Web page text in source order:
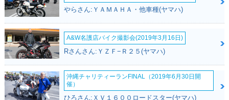
が、車高が高く、エンジンの下に頑丈なスキッドプレートを備えた※日本
未発売（2024年11月現在）※日本仕様で2023年3月に発売されたパッケー
ジモデル「テネレ700ABSラリー」は、欧州向けのラリーエディションに
準じた装備だった。
やらさん:ＹＡＭＡＨＡ・他車種(ヤマハ)
A&W名護店バイク撮影会(2019年3月16日)
Rさんさん:ＹＺＦ−Ｒ２５(ヤマハ)
沖縄チャリティーランFINAL（2019年6月30日開
催）
ひろさん:ＸＶ１６００ロードスター(ヤマハ)